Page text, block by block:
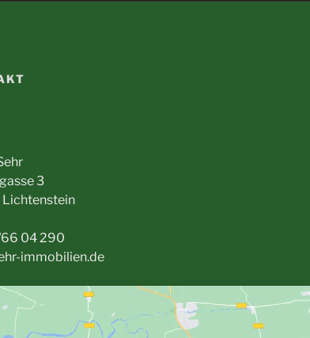
3
04 290
immobilien.de